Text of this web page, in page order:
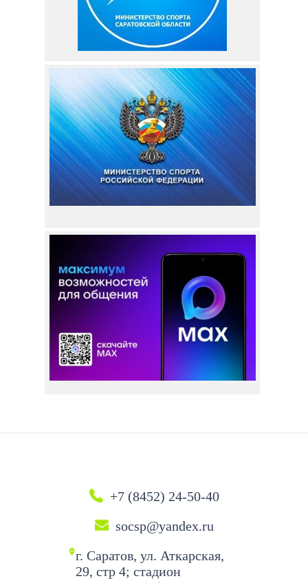
+7 (8452) 24-50-40
socsp@yandex.ru
г. Саратов, ул. Аткарская,
29, стр 4; стадион